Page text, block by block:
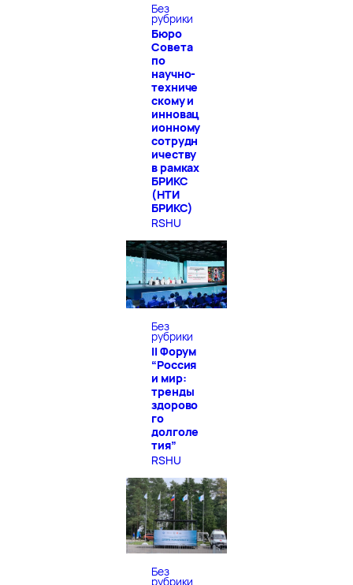
Без
рубрики
Бюро
Совета
по
научно-
техниче
скому и
инновац
ионному
сотрудн
ичеству
в рамках
БРИКС
(НТИ
БРИКС)
RSHU
Без
рубрики
II Форум
“Россия
и мир:
тренды
здорово
го
долголе
тия”
RSHU
Без
рубрики